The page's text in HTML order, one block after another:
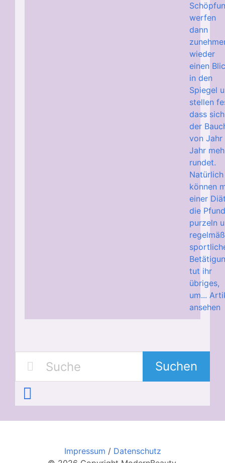
werfen
dann
wieder
einen
in den
Spiegel
stellen
dass sich
der
von Jahr
Jahr
rundet.
Natürlich
können
einer
die
purzeln
tut ihr
übriges,
um...
ansehen
Suchen
Impressum / Datenschutz